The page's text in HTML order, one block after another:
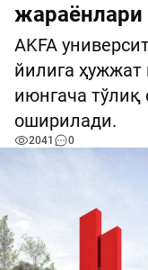
жараёнлари
AKFA
йилига
июнгача тўлиқ
оширилади.
2041 0